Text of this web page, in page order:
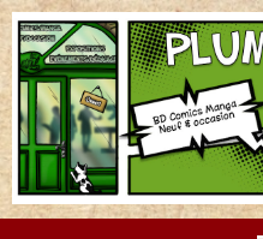
Passer
contenu